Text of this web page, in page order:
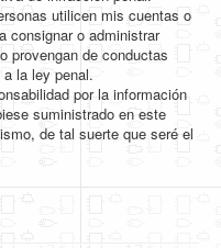
utilicen mis cuentas o
consignar o administrar
provengan de conductas
la ley penal.
por la información
suministrado en este
de tal suerte que seré el